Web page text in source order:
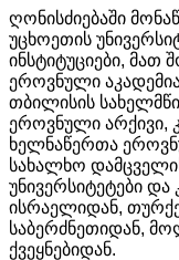
ღონისძიებაში
უცხოეთის
ინსტიტუციები, მათ
ეროვნული
თბილისის
ეროვნული არქივი,
ხელნაწერთა
სახალხო
უნივერსიტეტები
ისრაელიდან,
საბერძნეთიდან,
ქვეყნებიდან.